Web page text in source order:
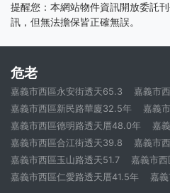
提醒您：本網站物件資訊開放委託
訊，但無法擔保皆正確無誤。
危老
嘉義市西區永安街透天65.3
嘉義市
嘉義市西區新民路華廈32.5年
嘉義
嘉義市西區德明路透天厝48.0年
嘉
嘉義市西區合江街透天39.8
嘉義市
嘉義市西區玉山路透天51.7
嘉義市
嘉義市西區仁愛路透天厝41.5年
嘉